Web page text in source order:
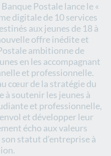
Postale lance le «
digitale de 10 services
aux jeunes de 18 à
offre inédite et
ambitionne de
en les accompagnant
et professionnelle.
cœur de la stratégie du
à soutenir les jeunes à
et professionnelle,
et développer leur
écho aux valeurs
statut d’entreprise à